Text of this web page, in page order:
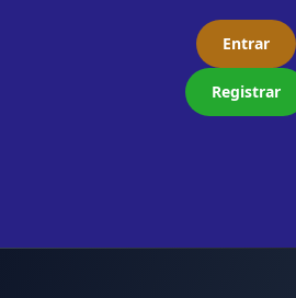
Entrar
Registrar